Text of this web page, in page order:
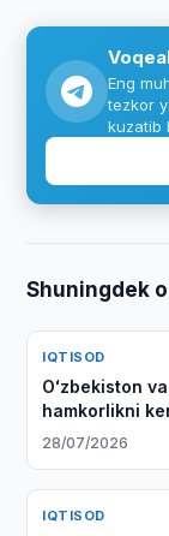
Eng
tezkor
kuzatib
Shuningdek
IQTISOD
Oʻzbekiston
hamkorlikni
28/07/2026
IQTISOD